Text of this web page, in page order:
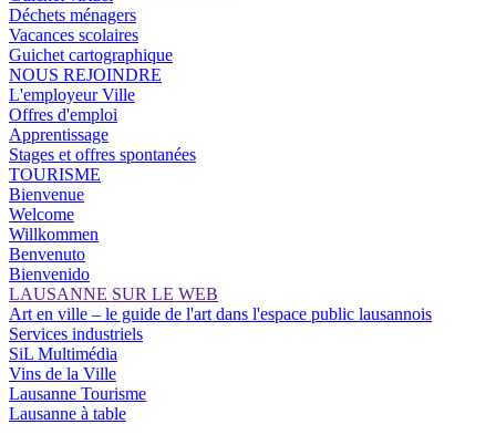
Déchets ménagers
Vacances scolaires
Guichet cartographique
NOUS REJOINDRE
L'employeur Ville
Offres d'emploi
Apprentissage
Stages et offres spontanées
TOURISME
Bienvenue
Welcome
Willkommen
Benvenuto
Bienvenido
LAUSANNE SUR LE WEB
Art en ville – le guide de l'art dans l'espace public lausannois
Services industriels
SiL Multimédia
Vins de la Ville
Lausanne Tourisme
Lausanne à table